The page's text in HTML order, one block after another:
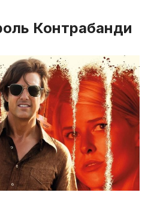
Контрабанди